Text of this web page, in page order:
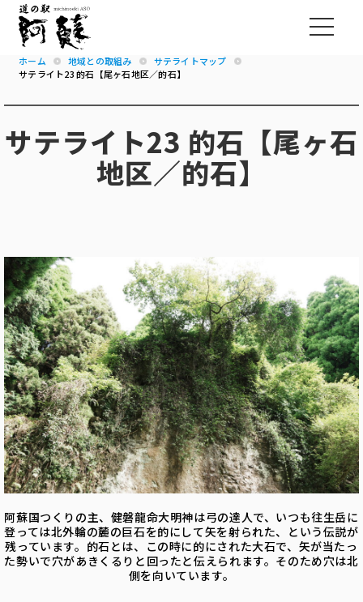
ホーム 地域との取組み
サテライトマップ
サテライト23 的石【尾ヶ石地区／的石】
サテライト23 的石【尾ヶ石
地区／的石】
阿蘇国つくりの主、健磐龍命大明神は弓の達人で、いつも往生岳に
登っては北外輪の麓の巨石を的にして矢を射られた、という伝説が
残っています。的石とは、この時に的にされた大石で、矢が当たっ
た勢いで穴があきくるりと回ったと伝えられます。そのため穴は北
側を向いています。